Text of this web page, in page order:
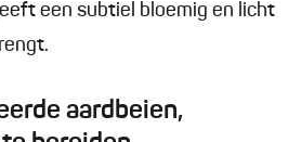
een subtiel bloemig en licht
aardbeien,